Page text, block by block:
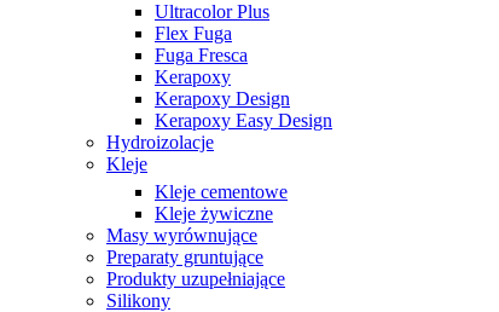
Ultracolor Plus
Flex Fuga
Fuga Fresca
Kerapoxy
Kerapoxy Design
Kerapoxy Easy Design
Hydroizolacje
Kleje
Kleje cementowe
Kleje żywiczne
Masy wyrównujące
Preparaty gruntujące
Produkty uzupełniające
Silikony